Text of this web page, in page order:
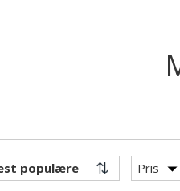
MacMichael
Pris